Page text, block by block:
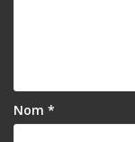
Nom *